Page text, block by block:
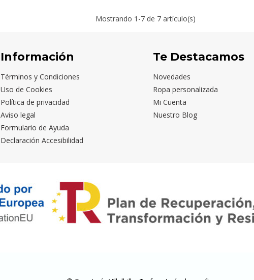
Mostrando 1 -7 de 7 artículo(s)
Información
Términos y Condiciones
Uso de Cookies
Política de privacidad
Aviso legal
Formulario de Ayuda
Declaración Accesibilidad
Te Destacamos
Novedades
Ropa personalizada
Mi Cuenta
Nuestro Blog